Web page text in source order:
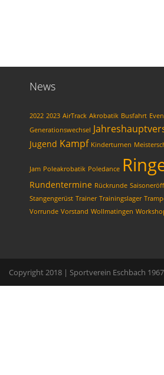
News
2022 2023 AirTrack Akrobatik Busfahrt
Generationswechsel
Jugend Kampf Kinderturnen
Jam Poleakrobatik Poledance
Rundentermine Rückrunde
Stangengerüst Trainer Trainingslager
Vorrunde Vorstand Wollmatingen
Copyright 2018 | Sportverein Eschbach 1967